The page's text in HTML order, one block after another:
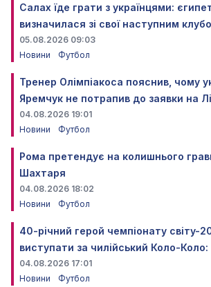
Салах їде грати з українцями:
визначилася зі свої наступним
05.08.2026 09:03
Новини
Футбол
Тренер Олімпіакоса пояснив, чому
Яремчук не потрапив до заявки на
04.08.2026 19:01
Новини
Футбол
Рома претендує на колишнього
Шахтаря
04.08.2026 18:02
Новини
Футбол
40-річний герой чемпіонату світу-
виступати за чилійський Коло-Коло:
04.08.2026 17:01
Новини
Футбол